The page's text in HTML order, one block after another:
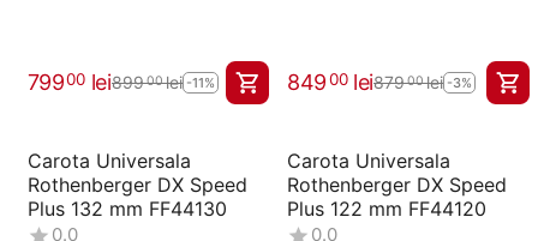
79900 lei89900lei -11% 84900 lei87900lei -3%
Carota Universala
Rothenberger DX Speed
Plus 132 mm FF44130
0.0
Carota Universala
Rothenberger DX Speed
Plus 122 mm FF44120
0.0